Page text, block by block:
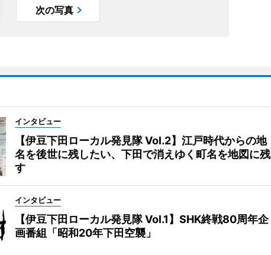
次の写真
インタビュー
【伊豆下田ローカル発見隊 Vol.2】江戸時代からの地
名を後世に残したい、下田で消えゆく町名を地図に残
す
インタビュー
【伊豆下田ローカル発見隊 Vol.1】SHK終戦80周年企
画番組「昭和20年下田空襲」